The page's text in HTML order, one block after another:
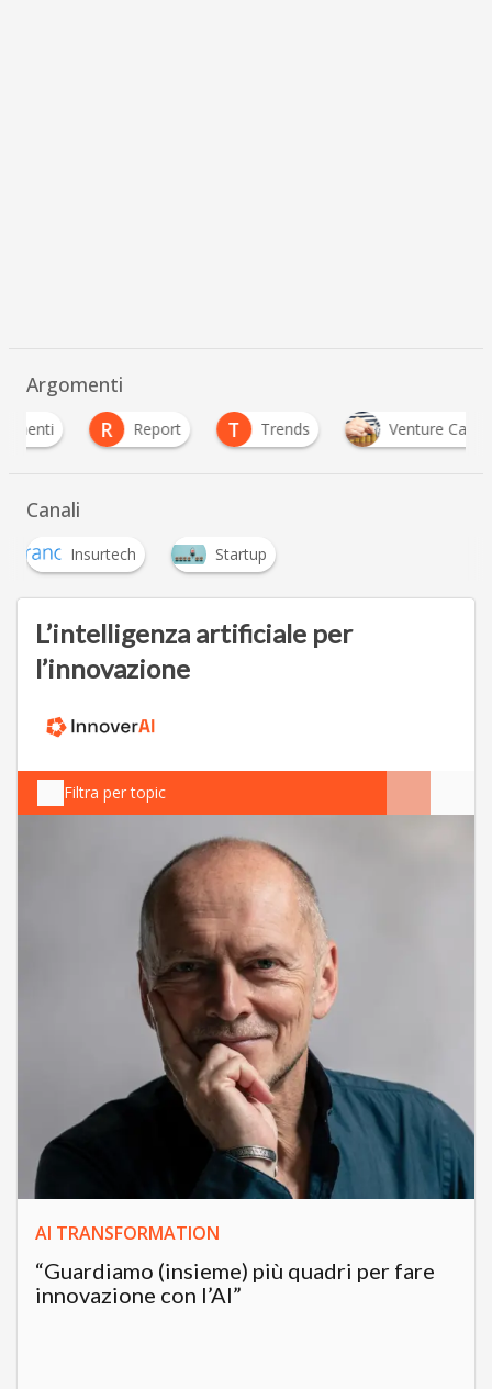
Argomenti
R Report T Trends Venture Capital
Canali
Insurtech Startup
L’intelligenza artificiale per
l’innovazione
Filtra per topic
AI TRANSFORMATION
“Guardiamo (insieme) più quadri per fare
innovazione con l’AI”